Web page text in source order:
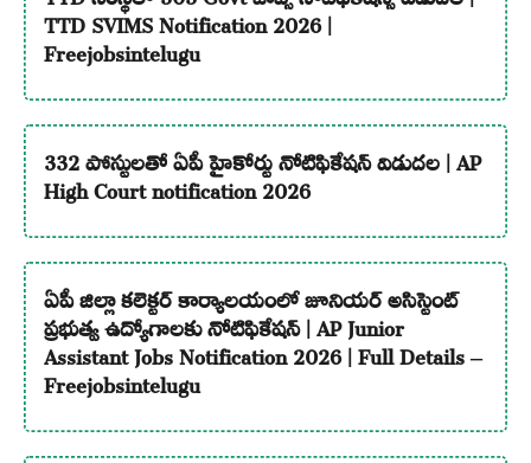
TTD SVIMS Notification 2026 |
Freejobsintelugu
332 పోస్టులతో ఏపీ హైకోర్టు నోటిఫికేషన్ విడుదల | AP
High Court notification 2026
ఏపీ జిల్లా కలెక్టర్ కార్యాలయంలో జూనియర్ అసిస్టెంట్
ప్రభుత్వ ఉద్యోగాలకు నోటిఫికేషన్ | AP Junior
Assistant Jobs Notification 2026 | Full Details –
Freejobsintelugu